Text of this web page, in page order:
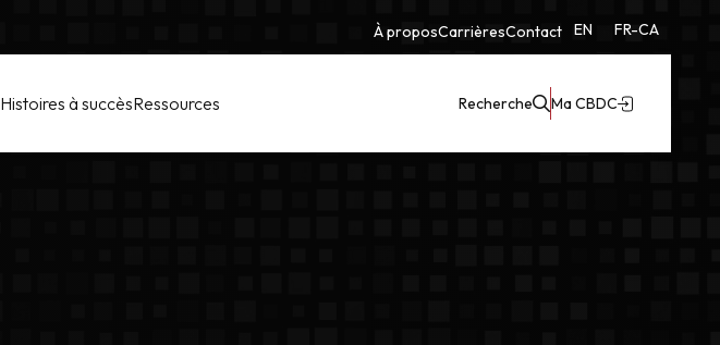
À proposCarrièresContact EN FR-CA
Histoires à succèsRessources Recherche Ma CBDC